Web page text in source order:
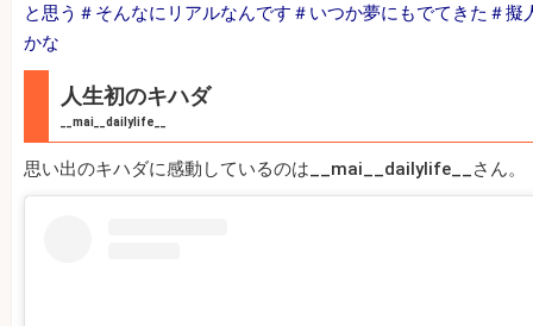
と思う＃そんなにリアルなんです＃いつか夢にもでてきた＃擬
かな
人生初のキハダ
__mai__dailylife__
思い出のキハダに感動しているのは__mai__dailylife__さん。